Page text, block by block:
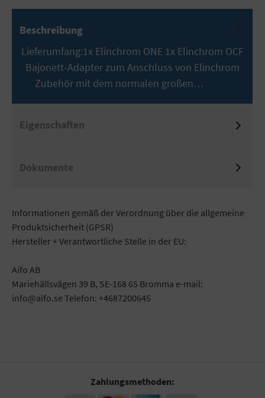
Beschreibung
Lieferumfang:1x Elinchrom ONE 1x Elinchrom OCF
Bajonett-Adapter zum Anschluss von Elinchrom
Zubehör mit dem normalen großen…
Eigenschaften
Dokumente
Informationen gemäß der Verordnung über die allgemeine
Produktsicherheit (GPSR)
Hersteller + Verantwortliche Stelle in der EU:
Aifo AB
Mariehällsvägen 39 B, SE-168 65 Bromma e-mail:
info@aifo.se Telefon: +4687200645
Zahlungsmethoden: